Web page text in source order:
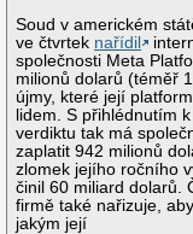
Soud v americkém
ve čtvrtek nařídil
společnosti Meta
milionů dolarů (téměř
újmy, které její
lidem. S přihlédnutím
verdiktu tak má
zaplatit 942 milionů
zlomek jejího ročního
činil 60 miliard dolarů.
firmě také nařizuje,
jakým její